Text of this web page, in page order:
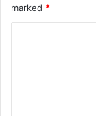
marked *